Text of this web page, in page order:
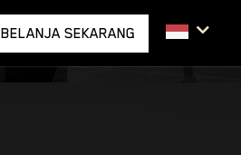
BELANJA SEKARANG